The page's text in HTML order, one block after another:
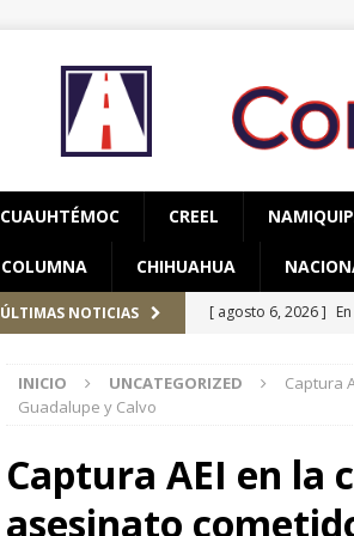
CUAUHTÉMOC CREEL
COLUMNA CHIHUAHUA
ÚLTIMAS NOTICIAS [ agosto 6, 2026 ]
[ agosto 5, 2026 ]
[ agosto 7, 2026 ]
años de edad
INICIO UNCATEGORIZED
Captura
Guadalupe y Calvo
Captura AEI en la
asesinato